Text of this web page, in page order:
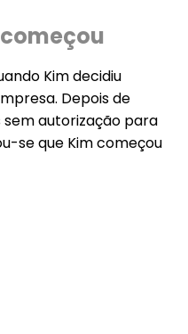
Kim decidiu
Depois de
autorização para
se que Kim começou